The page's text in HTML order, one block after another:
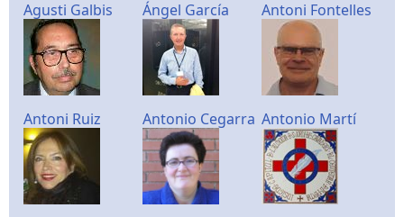
Agusti Galbis Ángel García Antoni Fontelles
Antoni Ruiz Antonio Cegarra Antonio Martí